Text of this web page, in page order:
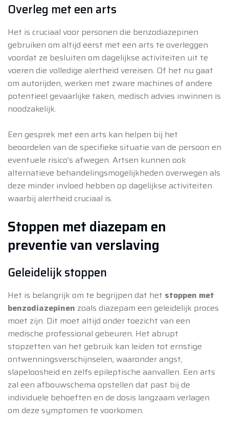
Overleg met een arts
Het is cruciaal voor personen die benzodiazepinen
gebruiken om altijd eerst met een arts te overleggen
voordat ze besluiten om dagelijkse activiteiten uit te
voeren die volledige alertheid vereisen. Of het nu gaat
om autorijden, werken met zware machines of andere
potentieel gevaarlijke taken, medisch advies inwinnen is
noodzakelijk.
Een gesprek met een arts kan helpen bij het
beoordelen van de specifieke situatie van de persoon en
eventuele risico’s afwegen. Artsen kunnen ook
alternatieve behandelingsmogelijkheden overwegen als
deze minder invloed hebben op dagelijkse activiteiten
waarbij alertheid cruciaal is.
Stoppen met diazepam en
preventie van verslaving
Geleidelijk stoppen
Het is belangrijk om te begrijpen dat het stoppen met
benzodiazepinen zoals diazepam een geleidelijk proces
moet zijn. Dit moet altijd onder toezicht van een
medische professional gebeuren. Het abrupt
stopzetten van het gebruik kan leiden tot ernstige
ontwenningsverschijnselen, waaronder angst,
slapeloosheid en zelfs epileptische aanvallen. Een arts
zal een afbouwschema opstellen dat past bij de
individuele behoeften en de dosis langzaam verlagen
om deze symptomen te voorkomen.